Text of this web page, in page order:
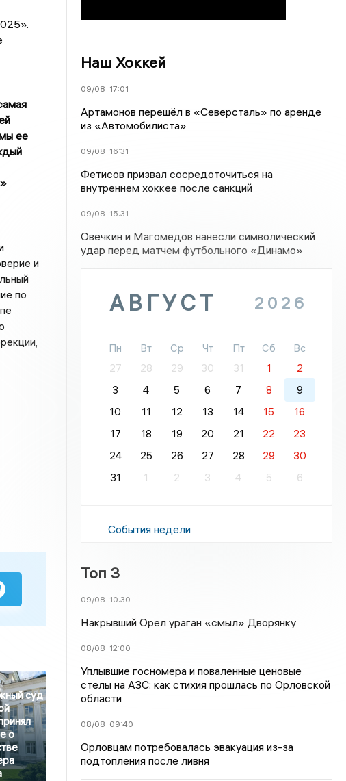
ее
и
по
суд
о
Наш Хоккей
09/08 17:01
Артамонов перешёл в «Северсталь» по аренде
из «Автомобилиста»
09/08 16:31
Фетисов призвал сосредоточиться на
внутреннем хоккее после санкций
09/08 15:31
Овечкин и Магомедов нанесли символический
удар перед матчем футбольного «Динамо»
АВГУСТ 2026
Пн Вт Ср Чт Пт Сб
Вс
27
28 29 30 31 1
2
3
4 5 6 7 8
9
10
11 12 13 14 15
16
17
18 19 20 21 22
23
24
25 26 27 28 29
30
31
1 2 3 4 5 6
События недели
Топ 3
09/08 10:30
Накрывший Орел ураган «смыл» Дворянку
08/08 12:00
Уплывшие госномера и поваленные ценовые
стелы на АЗС: как стихия прошлась по Орловской
области
08/08 09:40
Орловцам потребовалась эвакуация из-за
подтопления после ливня